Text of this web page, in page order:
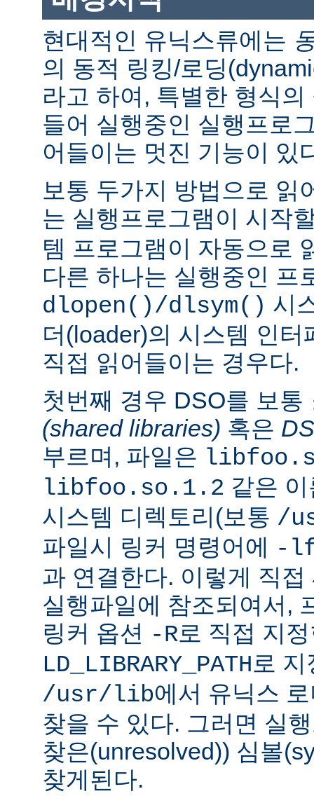
현대적인 유닉스류에는
의 동적 링킹/로딩
라고 하여, 특별한 형식
들어 실행중인 실행프로
어들이는 멋진 기능이 있
보통 두가지 방법으로 읽
는 실행프로그램이 시작
템 프로그램이 자동으로
다른 하나는 실행중인 프
dlopen()/dlsym() 시
더(loader)의 시스템 인
직접 읽어들이는 경우다.
첫번째 경우 DSO를 보통
(shared libraries) 혹은
부르며, 파일은
libfoo.so.1.2 같은
시스템 디렉토리(보통 /
파일시 링커 명령어에
-
과 연결한다. 이렇게 직
실행파일에 참조되여서,
링커 옵션 -R로 직접 지
LD_LIBRARY_PATH 로
/usr/lib에서 유닉스
찾을 수 있다. 그러면 실
찾은(unresolved)) 심볼
찾게된다.